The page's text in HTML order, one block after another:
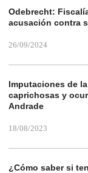
Odebrecht:
acusación contra
26/09/2024
Imputaciones de
caprichosas y
Andrade
18/08/2023
¿Cómo saber si